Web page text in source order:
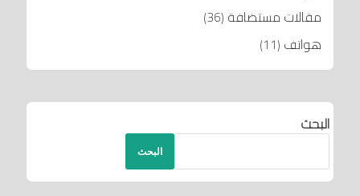
مقالات مستضافة (36)
هواتف (11)
البحث
البحث